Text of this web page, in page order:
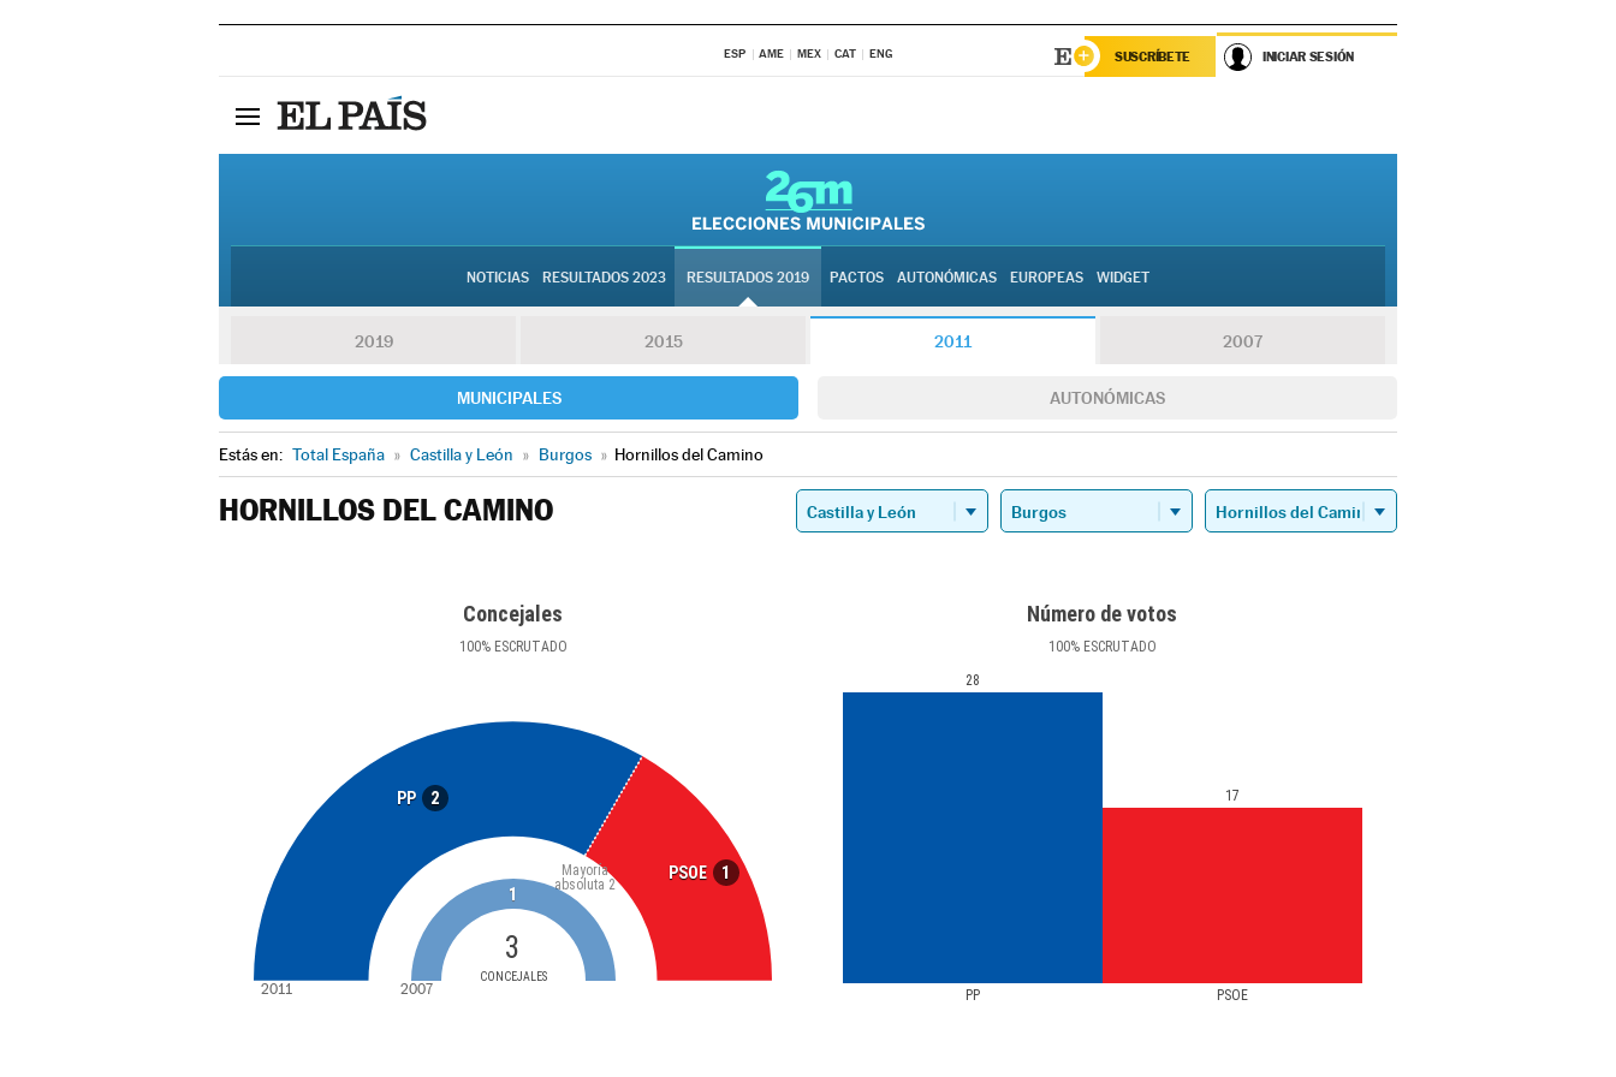
ESP AME MEX CAT ENG SUSCRÍBETE INICIAR SESIÓN
NOTICIAS RESULTADOS 2023 RESULTADOS 2019 PACTOS AUTONÓMICAS EUROPEAS WIDGET
2019 2015 2011 2007
MUNICIPALES AUTONÓMICAS
Estás en: Total España » Castilla y León » Burgos » Hornillos del Camino
HORNILLOS DEL CAMINO
Concejales
100%ESCRUTADO
PP 2
PSOE 1
3
CONCEJALES
Mayoría
absoluta 2
1
2011 2007
Número de votos
100%ESCRUTADO
PP PSOE
28
17